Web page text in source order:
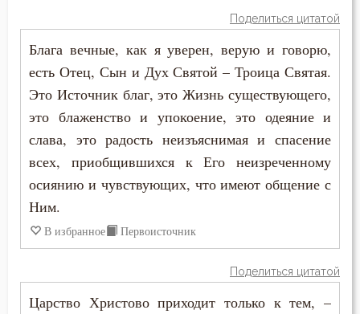
Воскресение Христово
Воспитание
Высокомерие
Гнев
Гордость
Господь
Грех
Деньги
Поделиться цитатой
Блага вечные, как я уверен, верую и говорю,
есть Отец, Сын и Дух Святой – Троица Святая.
Это Источник благ, это Жизнь существующего,
это блаженство и упокоение, это одеяние и
слава, это радость неизъяснимая и спасение
всех, приобщившихся к Его неизреченному
осиянию и чувствующих, что имеют общение с
Ним.
В избранное Первоисточник
Поделиться цитатой
Царство Христово приходит только к тем, –